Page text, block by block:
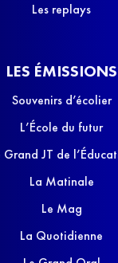
Les replays
LES ÉMISSIONS
Souvenirs d’écolier
L’École du futur
Grand JT de
La Matinale
Le Mag
La Quotidienne